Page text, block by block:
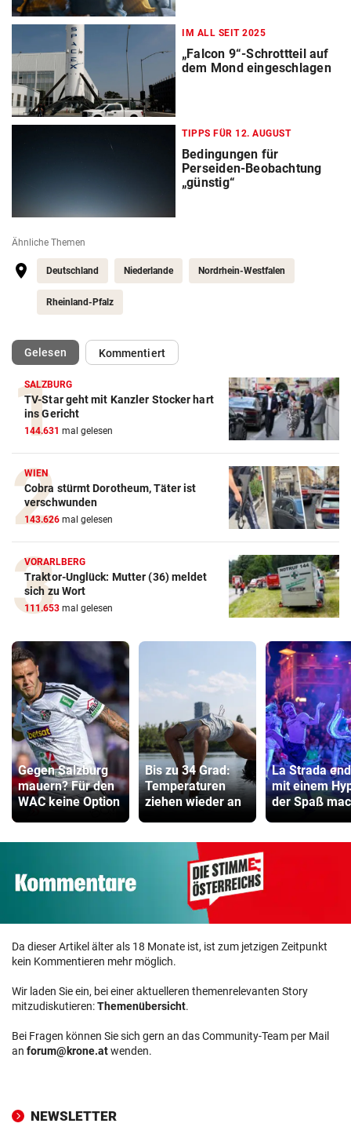
IM ALL SEIT 2025
„Falcon 9“-Schrottteil auf
dem Mond eingeschlagen
TIPPS FÜR 12. AUGUST
Bedingungen für
Perseiden-Beobachtung
„günstig“
Ähnliche Themen
Deutschland Niederlande Nordrhein-Westfalen
Rheinland-Pfalz
Gelesen(ausgewählt)Kommentiert
SALZBURG
TV-Star geht mit Kanzler Stocker hart
ins Gericht
144.631 mal gelesen
WIEN
Cobra stürmt Dorotheum, Täter ist
verschwunden
143.626 mal gelesen
VORARLBERG
Traktor-Unglück: Mutter (36) meldet
sich zu Wort
111.653 mal gelesen
Gegen Salzburg
mauern? Für den
WAC keine Option
Bis zu 34 Grad:
Temperaturen
ziehen wieder an
La Strada
mit einem
der Spaß
Da dieser Artikel älter als 18 Monate ist, ist zum jetzigen Zeitpunkt
kein Kommentieren mehr möglich.
Wir laden Sie ein, bei einer aktuelleren themenrelevanten Story
mitzudiskutieren:Themenübersicht.
Bei Fragen können Sie sich gern an das Community-Team per Mail
an forum@krone.atwenden.
NEWSLETTER